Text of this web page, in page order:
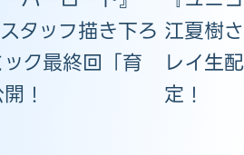
タッフ描き下ろ
ク最終回「育
！
江夏樹
レイ生
定！